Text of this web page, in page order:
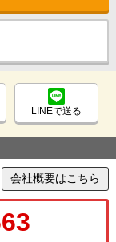
LINEで送る
会社概要はこちら